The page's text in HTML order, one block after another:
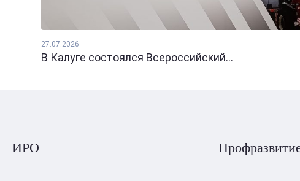
27.07.2026
В Калуге состоялся Всероссийский...
ИРО